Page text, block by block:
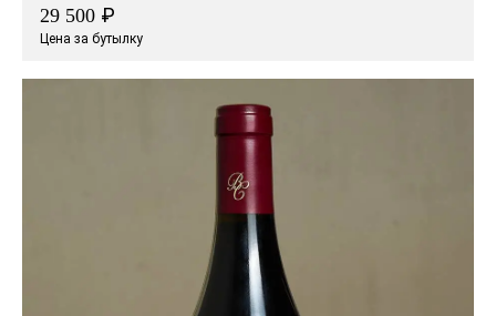
29 500 ₽
Цена за бутылку